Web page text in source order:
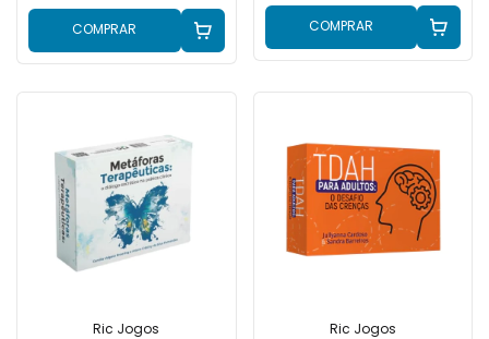
COMPRAR COMPRAR
Ric Jogos Ric Jogos